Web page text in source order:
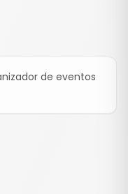
de eventos